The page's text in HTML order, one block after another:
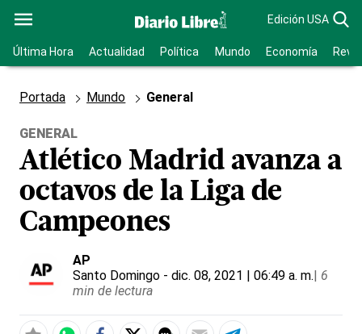
Edición USA
Última Hora Actualidad Política Mundo Economía
Portada Mundo General
GENERAL
Atlético Madrid avanza a
octavos de la Liga de
Campeones
AP
Santo Domingo - dic. 08, 2021 | 06:49 a. m.| 6
min de lectura